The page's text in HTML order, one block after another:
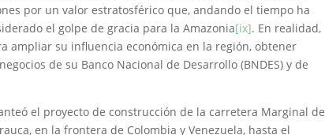
por un valor estratosférico que, andando el tiempo ha
el golpe de gracia para la Amazonia[ix]. En realidad,
ampliar su influencia económica en la región, obtener
de su Banco Nacional de Desarrollo (BNDES) y de
el proyecto de construcción de la carretera Marginal de
en la frontera de Colombia y Venezuela, hasta el